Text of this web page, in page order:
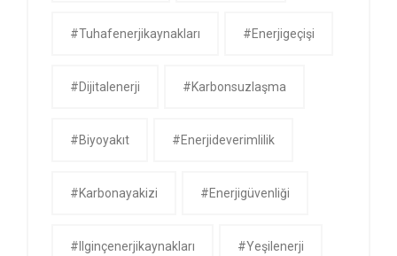
#tuhafenerjikaynakları #enerjigeçişi
#dijitalenerji #karbonsuzlaşma
#biyoyakıt #enerjideverimlilik
#karbonayakizi #enerjigüvenliği
#ilginçenerjikaynakları #yeşilenerji